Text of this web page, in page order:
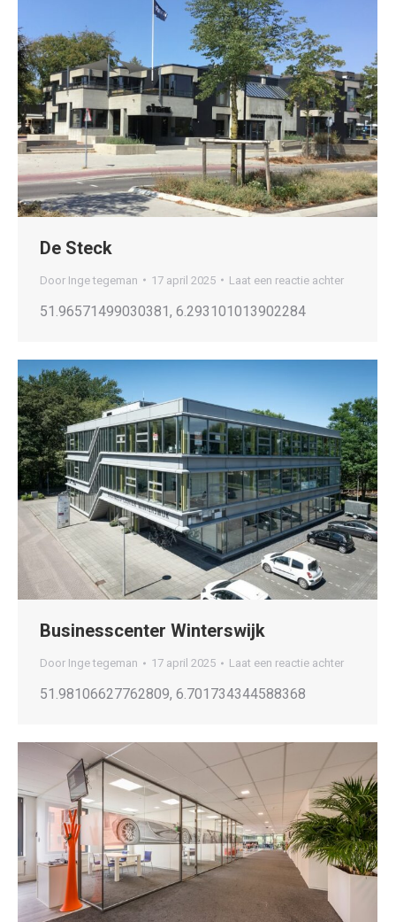
De Steck
Door Inge tegeman 17 april 2025 Laat een reactie achter
51.96571499030381, 6.293101013902284
Businesscenter Winterswijk
Door Inge tegeman 17 april 2025 Laat een reactie achter
51.98106627762809, 6.701734344588368